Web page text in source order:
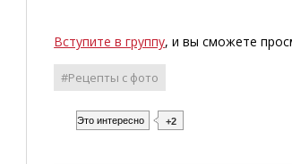
Вступите в группу, и вы сможете
#Рецепты с фото
Это интересно +2